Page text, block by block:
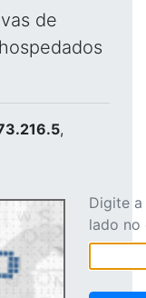
de
,
Digite
lado no